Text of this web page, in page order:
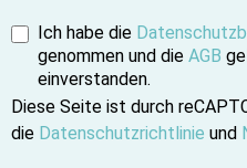
Ich habe die
genommen und die AGB
einverstanden.
Diese Seite ist durch
die Datenschutzrichtlinie und